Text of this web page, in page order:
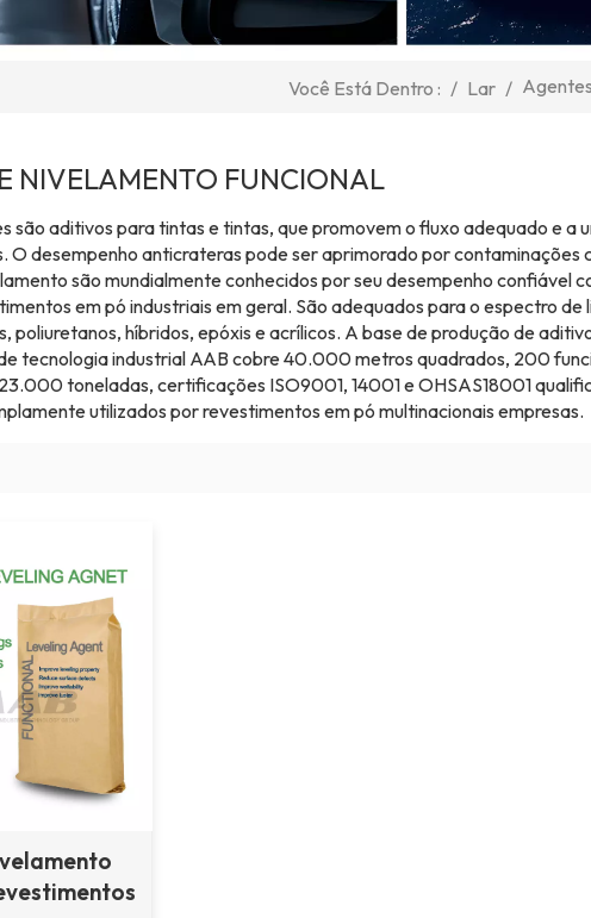
Você Está Dentro : / Lar /
NIVELAMENTO FUNCIONAL
são aditivos para tintas e tintas, que promovem o fluxo adequado e a
O desempenho anticrateras pode ser aprimorado por contaminações
são mundialmente conhecidos por seu desempenho confiável
em pó industriais em geral. São adequados para o espectro de
poliuretanos, híbridos, epóxis e acrílicos. A base de produção de
tecnologia industrial AAB cobre 40.000 metros quadrados, 200
toneladas, certificações ISO9001, 14001 e OHSAS18001
utilizados por revestimentos em pó multinacionais empresas.